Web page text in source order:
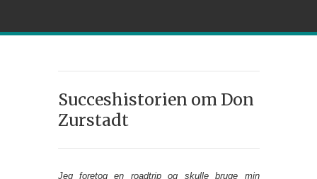
Succeshistorien om Don
Zurstadt
Jeg foretog en roadtrip og skulle bruge min